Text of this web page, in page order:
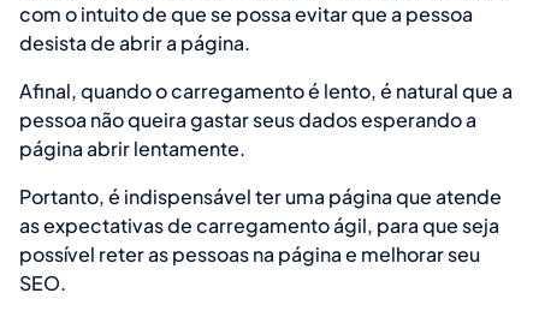
com o intuito de que se possa evitar que a pessoa
desista de abrir a página.
Afinal, quando o carregamento é lento, é natural que a
pessoa não queira gastar seus dados esperando a
página abrir lentamente.
Portanto, é indispensável ter uma página que atende
as expectativas de carregamento ágil, para que seja
possível reter as pessoas na página e melhorar seu
SEO.